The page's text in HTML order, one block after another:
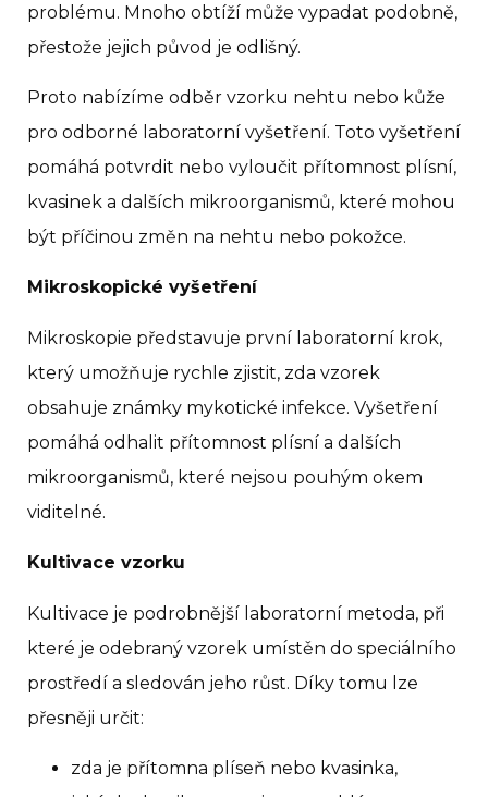
problému. Mnoho obtíží může vypadat podobně,
přestože jejich původ je odlišný.
Proto nabízíme odběr vzorku nehtu nebo kůže
pro odborné laboratorní vyšetření. Toto vyšetření
pomáhá potvrdit nebo vyloučit přítomnost plísní,
kvasinek a dalších mikroorganismů, které mohou
být příčinou změn na nehtu nebo pokožce.
Mikroskopické vyšetření
Mikroskopie představuje první laboratorní krok,
který umožňuje rychle zjistit, zda vzorek
obsahuje známky mykotické infekce. Vyšetření
pomáhá odhalit přítomnost plísní a dalších
mikroorganismů, které nejsou pouhým okem
viditelné.
Kultivace vzorku
Kultivace je podrobnější laboratorní metoda, při
které je odebraný vzorek umístěn do speciálního
prostředí a sledován jeho růst. Díky tomu lze
přesněji určit:
zda je přítomna plíseň nebo kvasinka,